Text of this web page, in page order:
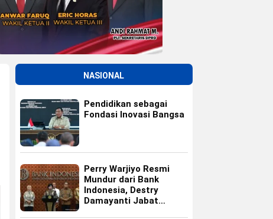
NASIONAL
Pendidikan sebagai
Fondasi Inovasi Bangsa
Perry Warjiyo Resmi
Mundur dari Bank
Indonesia, Destry
Damayanti Jabat